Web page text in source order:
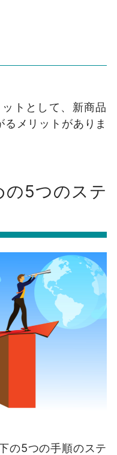
トとして、新商品
メリットがありま
の5つのステ
の5つの手順のステ